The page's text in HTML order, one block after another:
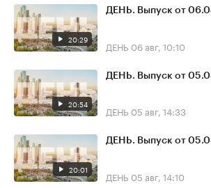
20:29
ДЕНЬ. Выпуск от
ДЕНЬ 06 авг, 10:10
20:54
ДЕНЬ. Выпуск от
ДЕНЬ 05 авг, 14:33
20:01
ДЕНЬ. Выпуск от
ДЕНЬ 05 авг, 14:10